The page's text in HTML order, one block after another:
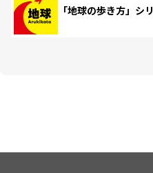
「地球の歩き方」シ